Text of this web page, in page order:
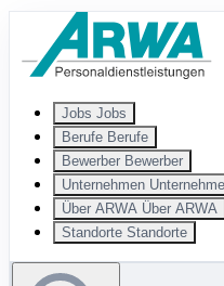
Zum Hauptinhalt springen
Jobs Jobs
Berufe Berufe
Bewerber Bewerber
Unternehmen
Über ARWA Über ARWA
Standorte Standorte